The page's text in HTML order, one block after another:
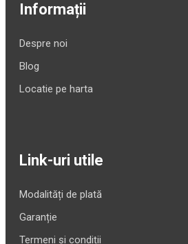
Informații
Despre noi
Blog
Locatie pe harta
Link-uri utile
Modalități de plată
Garanție
Termeni și condiții